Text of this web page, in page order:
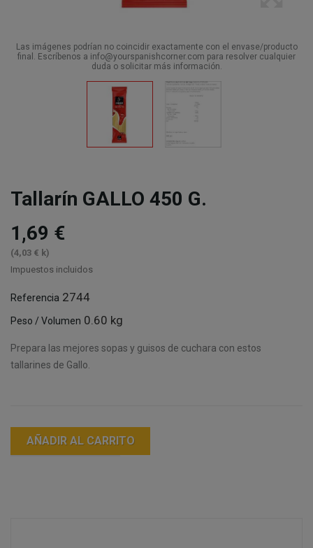
Las imágenes podrían no coincidir exactamente con el envase/producto
final. Escríbenos a info@yourspanishcorner.com para resolver cualquier
duda o solicitar más información.
Tallarín GALLO 450 G.
1,69 €
(4,03 € k)
Impuestos incluidos
Referencia 2744
Peso / Volumen 0.60 kg
Prepara las mejores sopas y guisos de cuchara con estos
tallarines de Gallo.
AÑADIR AL CARRITO